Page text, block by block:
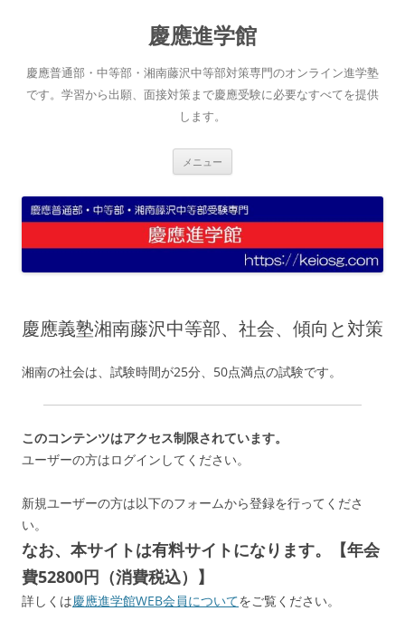
へ
ス
キ
慶應進学館
慶應普通部・中等部・湘南藤沢中等部対策専門のオンライン進学塾
です。学習から出願、面接対策まで慶應受験に必要なすべてを提供
します。
メニュー
慶應義塾湘南藤沢中等部、社会、傾向と対策
湘南の社会は、試験時間が25分、50点満点の試験です。
このコンテンツはアクセス制限されています。
ユーザーの方はログインしてください。
新規ユーザーの方は以下のフォームから登録を行ってくださ
い。
なお、本サイトは有料サイトになります。【年会
費52800円（消費税込）】
詳しくは慶應進学館WEB会員についてをご覧ください。